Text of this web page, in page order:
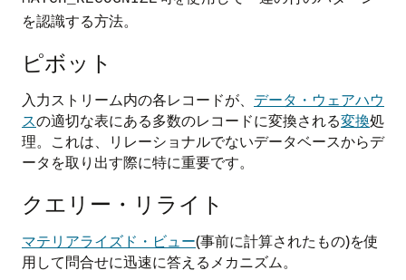
を認識する方法。
ピボット
入力ストリーム内の各レコードが、 データ・ウェアハウ
スの適切な表にある多数のレコードに変換される変換処
理。これは、リレーショナルでないデータベースからデ
ータを取り出す際に特に重要です。
クエリー・リライト
マテリアライズド・ビュー(事前に計算されたもの)を使
用して問合せに迅速に答えるメカニズム。